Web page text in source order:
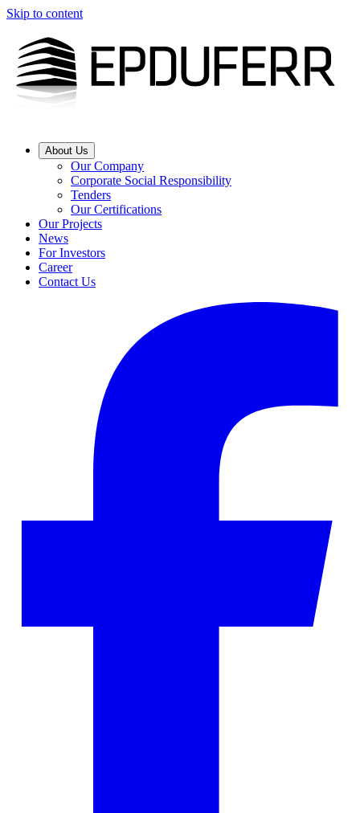
Skip to content
About Us
Our Company
Corporate Social Responsibility
Tenders
Our Certifications
Our Projects
News
For Investors
Career
Contact Us